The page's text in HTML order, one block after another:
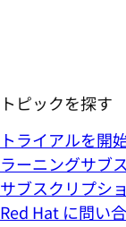
トピックを探す
トライアルを開
ラーニングサブ
サブスクリプシ
Red Hat に問い